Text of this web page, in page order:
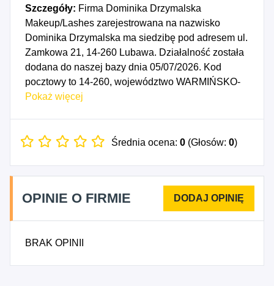
Szczegóły: Firma Dominika Drzymalska
Makeup/Lashes zarejestrowana na nazwisko
Dominika Drzymalska ma siedzibę pod adresem ul.
Zamkowa 21, 14-260 Lubawa. Działalność została
dodana do naszej bazy dnia 05/07/2026. Kod
pocztowy to 14-260, województwo WARMIŃSKO-
MAZURSKIE, powiat iławski. Numer Identyfikacji
Drzymalska Makeup/Lashes to 545161988. Data
- Pozostałe pozaszkolne formy edukacji, gdzie
indziej niesklasyfikowane, 9622Z - Działalność w
zakresie pielęgnacji urody i pozostała działalność
Pokaż więcej
Średnia ocena: 0 (Głosów: 0)
OPINIE O FIRMIE
BRAK OPINII